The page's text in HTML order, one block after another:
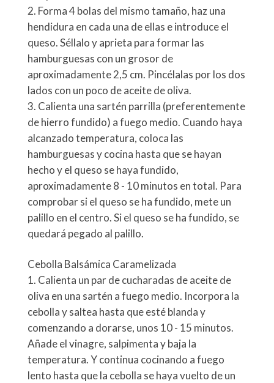
Forma 4 bolas del mismo tamaño, haz una
hendidura en cada una de ellas e introduce el
queso. Séllalo y aprieta para formar las
hamburguesas con un grosor de
aproximadamente 2,5 cm. Pincélalas por los dos
lados con un poco de aceite de oliva.
Calienta una sartén parrilla (preferentemente
de hierro fundido) a fuego medio. Cuando haya
alcanzado temperatura, coloca las
hamburguesas y cocina hasta que se hayan
hecho y el queso se haya fundido,
aproximadamente 8 - 10 minutos en total. Para
comprobar si el queso se ha fundido, mete un
palillo en el centro. Si el queso se ha fundido, se
quedará pegado al palillo.
Cebolla Balsámica Caramelizada
Calienta un par de cucharadas de aceite de
oliva en una sartén a fuego medio. Incorpora la
cebolla y saltea hasta que esté blanda y
comenzando a dorarse, unos 10 - 15 minutos.
Añade el vinagre, salpimenta y baja la
temperatura. Y continua cocinando a fuego
lento hasta que la cebolla se haya vuelto de un